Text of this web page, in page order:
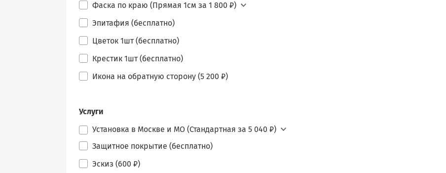
Фаска по краю (Прямая 1см за 1 800 ₽)
Эпитафия (бесплатно)
Цветок 1шт (бесплатно)
Крестик 1шт (бесплатно)
Икона на обратную сторону (5 200 ₽)
Услуги
Установка в Москве и МО (Стандартная за 5 040 ₽)
Защитное покрытие (бесплатно)
Эскиз (600 ₽)